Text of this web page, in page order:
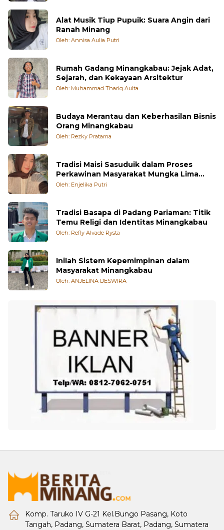
Alat Musik Tiup Pupuik: Suara Angin dari
Ranah Minang
Oleh: Annisa Aulia Putri
Rumah Gadang Minangkabau: Jejak Adat,
Sejarah, dan Kekayaan Arsitektur
Oleh: Muhammad Thariq Aulta
Budaya Merantau dan Keberhasilan Bisnis
Orang Minangkabau
Oleh: Rezky Pratama
Tradisi Maisi Sasuduik dalam Proses
Perkawinan Masyarakat Mungka Lima
Puluh Kota
Oleh: Enjelika Putri
Tradisi Basapa di Padang Pariaman: Titik
Temu Religi dan Identitas Minangkabau
Oleh: Refly Alvade Rysta
Inilah Sistem Kepemimpinan dalam
Masyarakat Minangkabau
Oleh: ANJELINA DESWIRA
Komp. Taruko IV G-21 Kel.Bungo Pasang, Koto
Tangah, Padang, Sumatera Barat, Padang, Sumatera